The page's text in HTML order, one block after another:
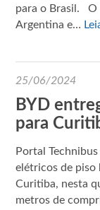
para o Brasil. O
Argentina e…
25/06/2024
BYD
para
Portal
elétricos de piso
Curitiba, nesta
metros de